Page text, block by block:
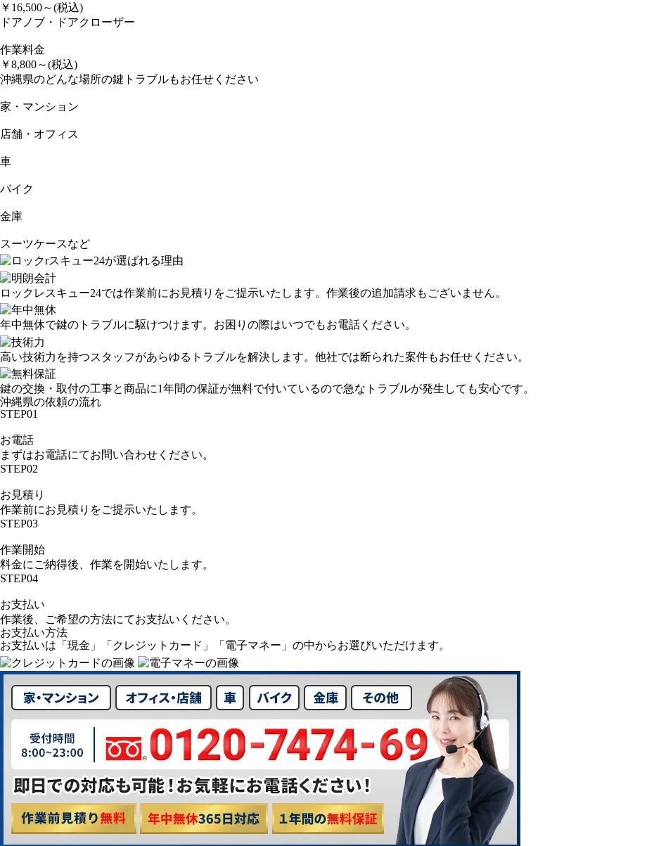
￥ 16,500～(税込)
ドアノブ・ドアクローザー
作業料金
￥8,800～(税込)
沖縄県のどんな場所の鍵トラブルもお任せください
家・マンション
店舗・オフィス
車
バイク
金庫
スーツケースなど
ロックレスキュー24では作業前にお見積りをご提示いたします。作業後の追加請求もございません。
年中無休で鍵のトラブルに駆けつけます。お困りの際はいつでもお電話ください。
高い技術力を持つスタッフがあらゆるトラブルを解決します。他社では断られた案件もお任せください。
鍵の交換・取付の工事と商品に1年間の保証が無料で付いているので急なトラブルが発生しても安心です。
沖縄県の依頼の流れ
STEP01
お電話
まずはお電話にてお問い合わせください。
STEP02
お見積り
作業前にお見積りをご提示いたします。
STEP03
作業開始
料金にご納得後、作業を開始いたします。
STEP04
お支払い
作業後、ご希望の方法にてお支払いください。
お支払い方法
お支払いは「現金」「クレジットカード」「電子マネー」の中からお選びいただけます。